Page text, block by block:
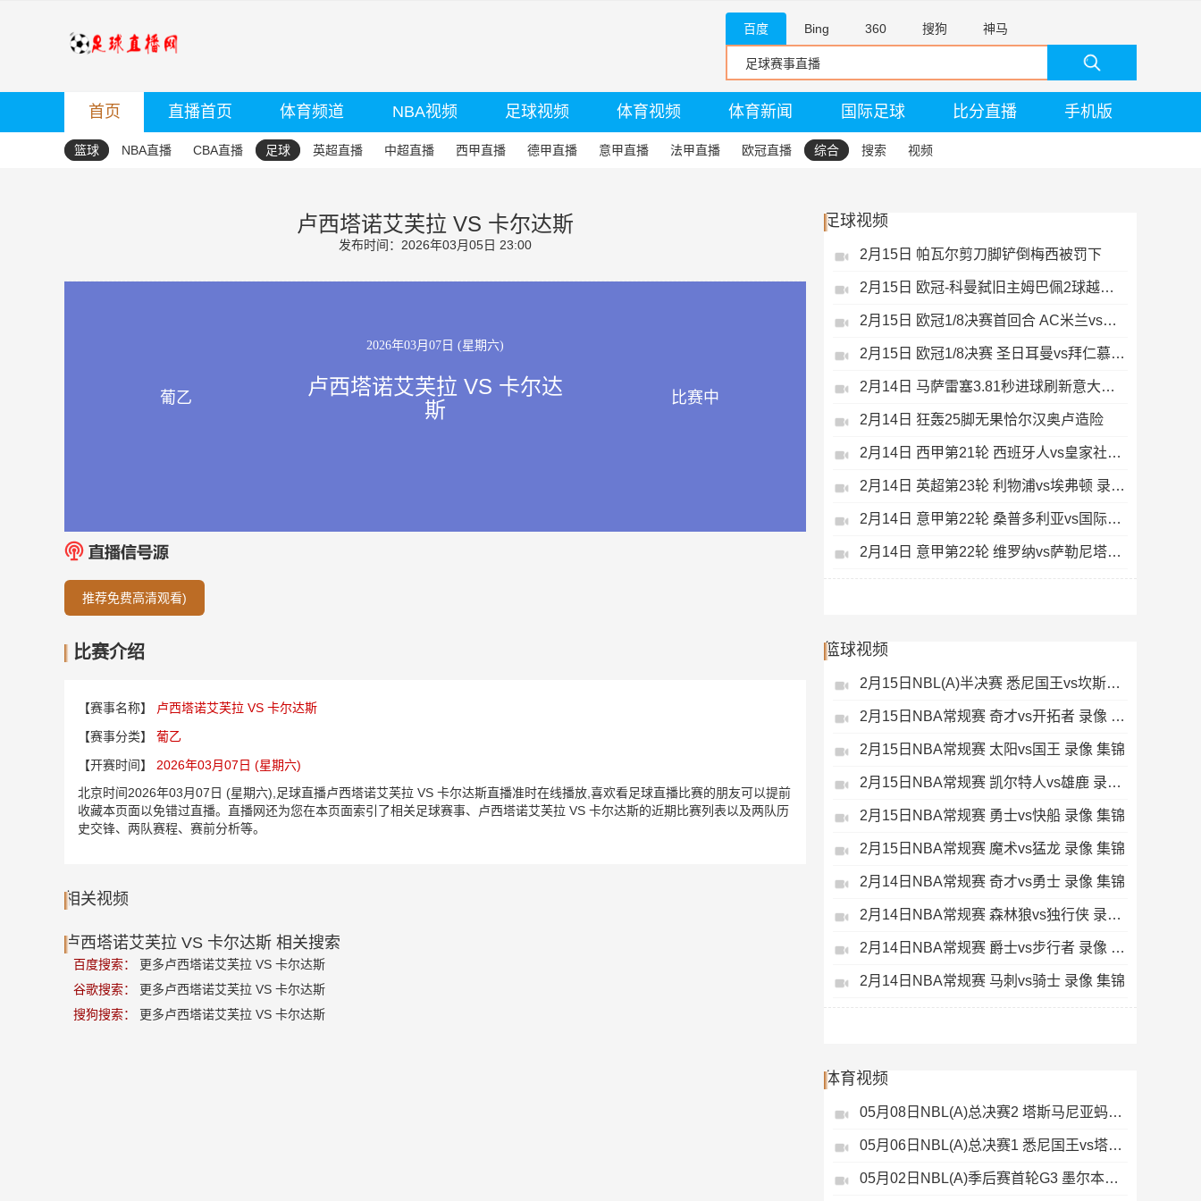
百度 Bing 360 搜狗 神马
首页 直播首页 体育频道 NBA视频 足球视频 体育视频 体育新闻 国际足球 比分直播 手机版
篮球 NBA直播 CBA直播 足球 英超直播 中超直播 西甲直播 德甲直播 意甲直播 法甲直播 欧冠直播 综合 搜索 视频
卢西塔诺艾芙拉 VS 卡尔达斯
发布时间：2026年03月05日 23:00
2026年03月07日 (星期六)
葡乙
卢西塔诺艾芙拉 VS 卡尔达
斯
比赛中
推荐免费高清观看)
比赛介绍
【赛事名称】
卢西塔诺艾芙拉 VS 卡尔达斯
【赛事分类】
葡乙
【开赛时间】
2026年03月07日 (星期六)
北京时间2026年03月07日 (星期六),足球直播卢西塔诺艾芙拉 VS 卡尔达斯直播准时在线播放,喜欢看足球直播比赛的朋友可以提前
收藏本页面以免错过直播。直播网还为您在本页面索引了相关足球赛事、卢西塔诺艾芙拉 VS 卡尔达斯的近期比赛列表以及两队历
史交锋、两队赛程、赛前分析等。
相关视频
卢西塔诺艾芙拉 VS 卡尔达斯 相关搜索
百度搜索：
更多卢西塔诺艾芙拉 VS 卡尔达斯
谷歌搜索：
更多卢西塔诺艾芙拉 VS 卡尔达斯
搜狗搜索：
更多卢西塔诺艾芙拉 VS 卡尔达斯
足球视频
2月15日 帕瓦尔剪刀脚铲倒梅西被罚下
2月15日 欧冠-科曼弑旧主姆巴佩2球越位无效
2月15日 欧冠1/8决赛首回合 AC米兰vs热刺 录像 集锦
2月15日 欧冠1/8决赛 圣日耳曼vs拜仁慕尼黑 录像 集锦
2月14日 马萨雷塞3.81秒进球刷新意大利历史
2月14日 狂轰25脚无果恰尔汉奥卢造险
2月14日 西甲第21轮 西班牙人vs皇家社会 录像 集锦
2月14日 英超第23轮 利物浦vs埃弗顿 录像 集锦
2月14日 意甲第22轮 桑普多利亚vs国际米兰 录像 集锦
2月14日 意甲第22轮 维罗纳vs萨勒尼塔纳 录像 集锦
篮球视频
2月15日NBL(A)半决赛 悉尼国王vs坎斯大班 录像 集锦
2月15日NBA常规赛 奇才vs开拓者 录像 集锦
2月15日NBA常规赛 太阳vs国王 录像 集锦
2月15日NBA常规赛 凯尔特人vs雄鹿 录像 集锦
2月15日NBA常规赛 勇士vs快船 录像 集锦
2月15日NBA常规赛 魔术vs猛龙 录像 集锦
2月14日NBA常规赛 奇才vs勇士 录像 集锦
2月14日NBA常规赛 森林狼vs独行侠 录像 集锦
2月14日NBA常规赛 爵士vs步行者 录像 集锦
2月14日NBA常规赛 马刺vs骑士 录像 集锦
体育视频
05月08日NBL(A)总决赛2 塔斯马尼亚蚂蚁vs悉尼国王 录像
05月06日NBL(A)总决赛1 悉尼国王vs塔斯马尼亚蚂蚁 全场录像
05月02日NBL(A)季后赛首轮G3 墨尔本联 - 塔斯马尼亚蚂蚁 录像集锦